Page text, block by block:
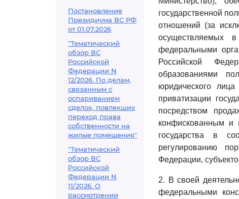
Постановление
Президиума ВС РФ
от 01.07.2026
"Тематический
обзор ВС
Российской
Федерации N
12/2026. По делам,
связанным с
оспариванием
сделок, повлекших
переход права
собственности на
жилые помещения"
"Тематический
обзор ВС
Российской
Федерации N
11/2026. О
рассмотрении
государственной
отношений (за
осуществляемых
федеральными
Российской
образованиями
юридического
приватизации
посредством
конфискованным и
государства в
регулированию
Федерации,
2. В своей
федеральными